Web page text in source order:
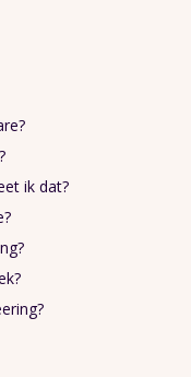
ik dat?